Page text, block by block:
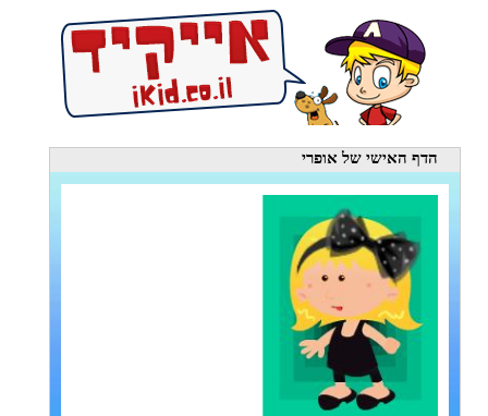
הדף האישי של אופרי